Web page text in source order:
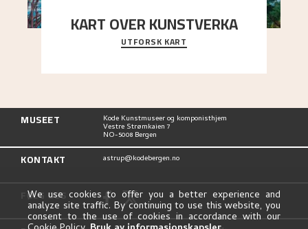
KART OVER KUNSTVERKA
Utforsk stedene og utsiktene i Astrups malerier
UTFORSK KART
MUSEET Kode Kunstmuseer og komponisthjem
Vestre Strømkaien 7
NO-5008 Bergen
KONTAKT astrup@kodebergen.no
FØLG OSS
We use cookies to offer you a better experience and
analyze site traffic. By continuing to use this website, you
consent to the use of cookies in accordance with our